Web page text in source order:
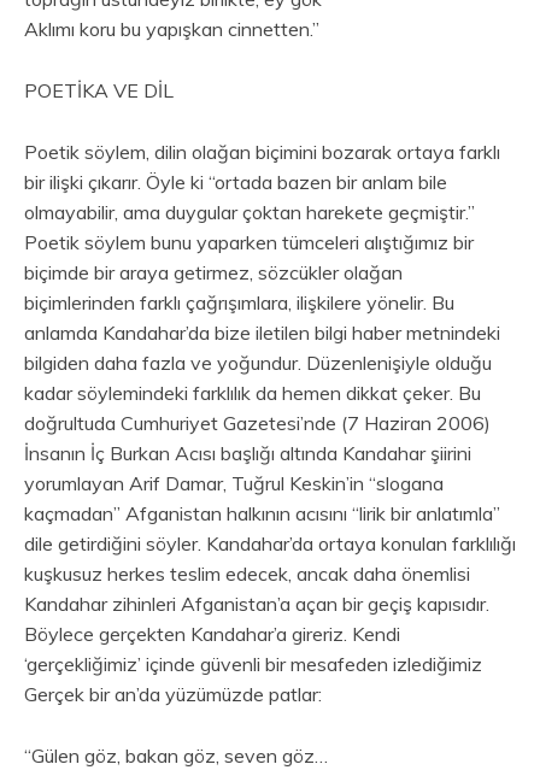
Aklımı koru bu yapışkan cinnetten.”
POETİKA VE DİL
Poetik söylem, dilin olağan biçimini bozarak ortaya farklı
bir ilişki çıkarır. Öyle ki “ortada bazen bir anlam bile
olmayabilir, ama duygular çoktan harekete geçmiştir.”
Poetik söylem bunu yaparken tümceleri alıştığımız bir
biçimde bir araya getirmez, sözcükler olağan
biçimlerinden farklı çağrışımlara, ilişkilere yönelir. Bu
anlamda Kandahar’da bize iletilen bilgi haber metnindeki
bilgiden daha fazla ve yoğundur. Düzenlenişiyle olduğu
kadar söylemindeki farklılık da hemen dikkat çeker. Bu
doğrultuda Cumhuriyet Gazetesi’nde (7 Haziran 2006)
İnsanın İç Burkan Acısı başlığı altında Kandahar şiirini
yorumlayan Arif Damar, Tuğrul Keskin’in “slogana
kaçmadan” Afganistan halkının acısını “lirik bir anlatımla”
dile getirdiğini söyler. Kandahar’da ortaya konulan farklılığı
kuşkusuz herkes teslim edecek, ancak daha önemlisi
Kandahar zihinleri Afganistan’a açan bir geçiş kapısıdır.
Böylece gerçekten Kandahar’a gireriz. Kendi
‘gerçekliğimiz’ içinde güvenli bir mesafeden izlediğimiz
Gerçek bir an’da yüzümüzde patlar:
“Gülen göz, bakan göz, seven göz…